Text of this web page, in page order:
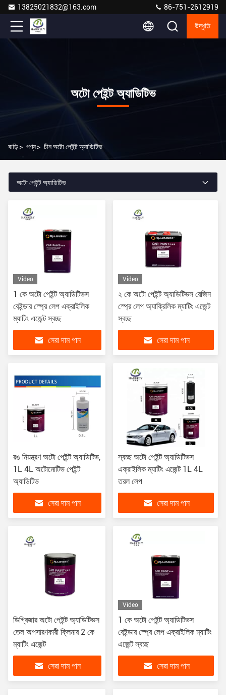
13825021832@163.com 86-751-2612919
উদ্ধৃতি
অটো পেইন্ট অ্যাডিটিভ
বাড়ি> পণ্য> চীন অটো পেইন্ট অ্যাডিটিভ
অটো পেইন্ট অ্যাডিটিভ
Video
1 কে অটো পেইন্ট অ্যাডিটিভস
বেইন্ডার স্প্রে লেপ এক্রাইলিক
ম্যাটিং এজেন্ট স্বচ্ছ
সেরা দাম পান
Video
২ কে অটো পেইন্ট অ্যাডিটিভস রেজিন
স্প্রে লেপ অ্যাক্রিলিক ম্যাটিং এজেন্ট
স্বচ্ছ
সেরা দাম পান
রঙ নিয়ন্ত্রণ অটো পেইন্ট অ্যাডিটিভ,
1L 4L অটোমোটিভ পেইন্ট
অ্যাডিটিভ
সেরা দাম পান
স্বচ্ছ অটো পেইন্ট অ্যাডিটিভস
এক্রাইলিক ম্যাটিং এজেন্ট 1L 4L
তরল লেপ
সেরা দাম পান
ডিগ্রিজার অটো পেইন্ট অ্যাডিটিভস
তেল অপসারণকারী ক্লিনার 2 কে
ম্যাটিং এজেন্ট
সেরা দাম পান
Video
1 কে অটো পেইন্ট অ্যাডিটিভস
বেইন্ডার স্প্রে লেপ এক্রাইলিক ম্যাটিং
এজেন্ট স্বচ্ছ
সেরা দাম পান